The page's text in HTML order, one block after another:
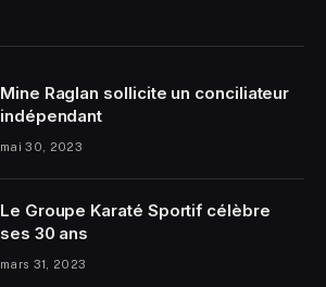
Mine Raglan sollicite un conciliateur
indépendant
mai 30, 2023
Le Groupe Karaté Sportif célèbre
ses 30 ans
mars 31, 2023